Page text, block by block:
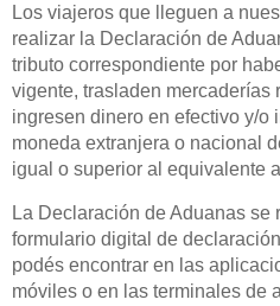
Los viajeros que lleguen a
realizar la Declaración de
tributo correspondiente por
vigente, trasladen mercaderías
ingresen dinero en efectivo y/o
moneda extranjera o nacional
igual o superior al equivalente
La Declaración de Aduanas se
formulario digital de
podés encontrar en las
móviles o en las terminales de